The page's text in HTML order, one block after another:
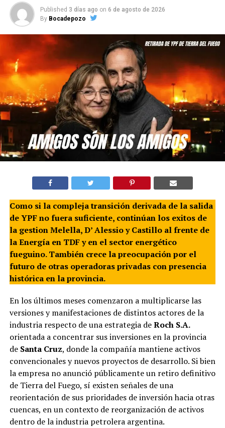
Published 3 días ago on 6 de agosto de 2026
By Bocadepozo
Como si la compleja transición derivada de la salida
de YPF no fuera suficiente, continúan los exitos de
la gestion Melella, D’ Alessio y Castillo al frente de
la Energía en TDF y en el sector energético
fueguino. También crece la preocupación por el
futuro de otras operadoras privadas con presencia
histórica en la provincia.
En los últimos meses comenzaron a multiplicarse las
versiones y manifestaciones de distintos actores de la
industria respecto de una estrategia deRoch S.A.
orientada a concentrar sus inversiones en la provincia
de Santa Cruz, donde la compañía mantiene activos
convencionales y nuevos proyectos de desarrollo. Si bien
la empresa no anunció públicamente un retiro definitivo
de Tierra del Fuego, sí existen señales de una
reorientación de sus prioridades de inversión hacia otras
cuencas, en un contexto de reorganización de activos
dentro de la industria petrolera argentina.